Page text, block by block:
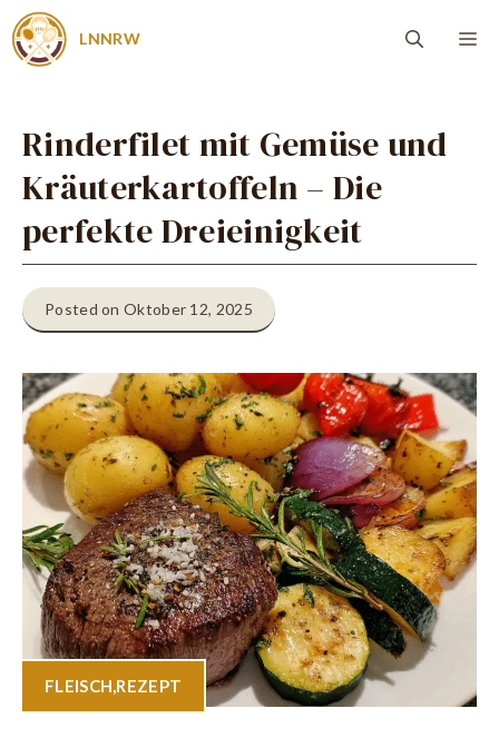
Zum
Inhalt
LNNRW
Rinderfilet mit Gemüse und
Kräuterkartoffeln – Die
perfekte Dreieinigkeit
Posted on Oktober 12, 2025
FLEISCH,REZEPT